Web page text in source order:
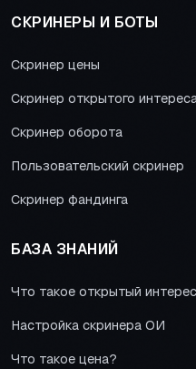
СКРИНЕРЫ И БОТЫ
Скринер цены
Скринер открытого
Скринер оборота
Пользовательский скринер
Скринер фандинга
БАЗА ЗНАНИЙ
Что такое открытый
Настройка скринера ОИ
Что такое цена?